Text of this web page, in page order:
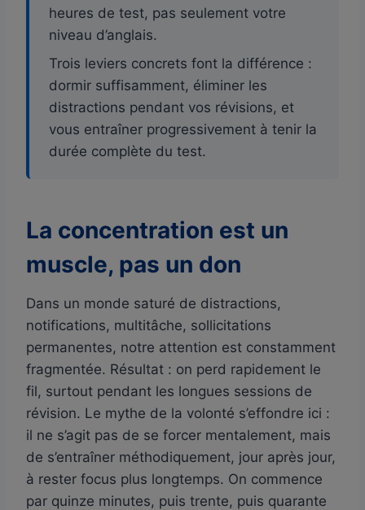
heures de test, pas seulement votre
niveau d’anglais.
Trois leviers concrets font la différence :
dormir suffisamment, éliminer les
distractions pendant vos révisions, et
vous entraîner progressivement à tenir la
durée complète du test.
La concentration est un
muscle, pas un don
Dans un monde saturé de distractions,
notifications, multitâche, sollicitations
permanentes, notre attention est constamment
fragmentée. Résultat : on perd rapidement le
fil, surtout pendant les longues sessions de
révision. Le mythe de la volonté s’effondre ici :
il ne s’agit pas de se forcer mentalement, mais
de s’entraîner méthodiquement, jour après jour,
à rester focus plus longtemps. On commence
par quinze minutes, puis trente, puis quarante